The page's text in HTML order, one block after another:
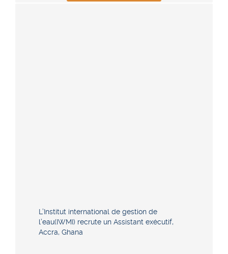
L’Institut international de gestion de
l’eau(IWMI) recrute un Assistant exécutif,
Accra, Ghana